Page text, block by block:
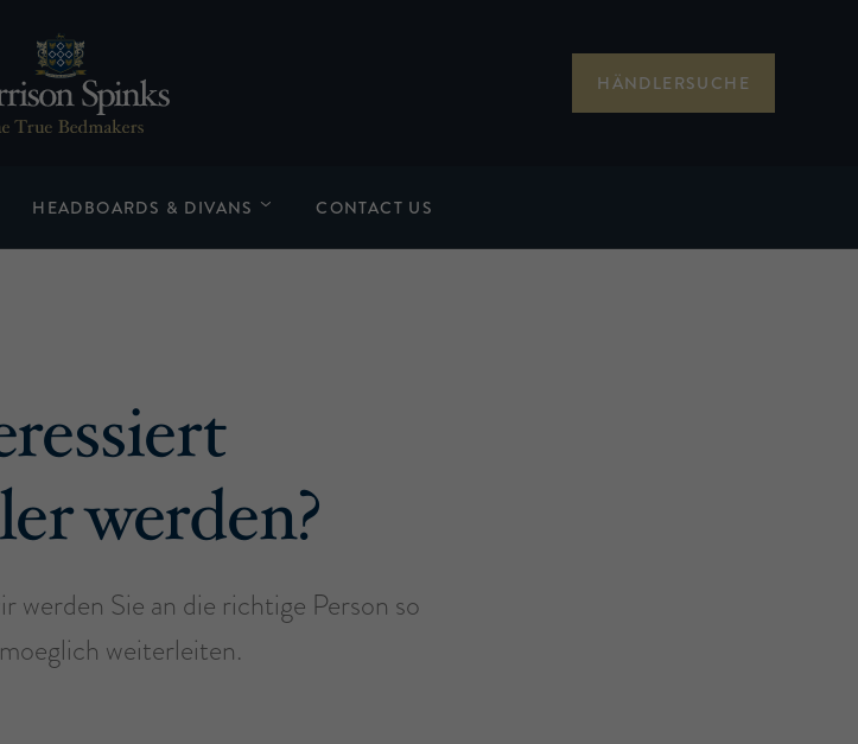
HÄNDLERSUCHE
HEADBOARDS & DIVANS CONTACT US
werden?
werden Sie an die richtige Person so
weiterleiten.